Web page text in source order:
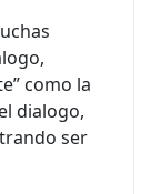
como la
dialogo,
ser